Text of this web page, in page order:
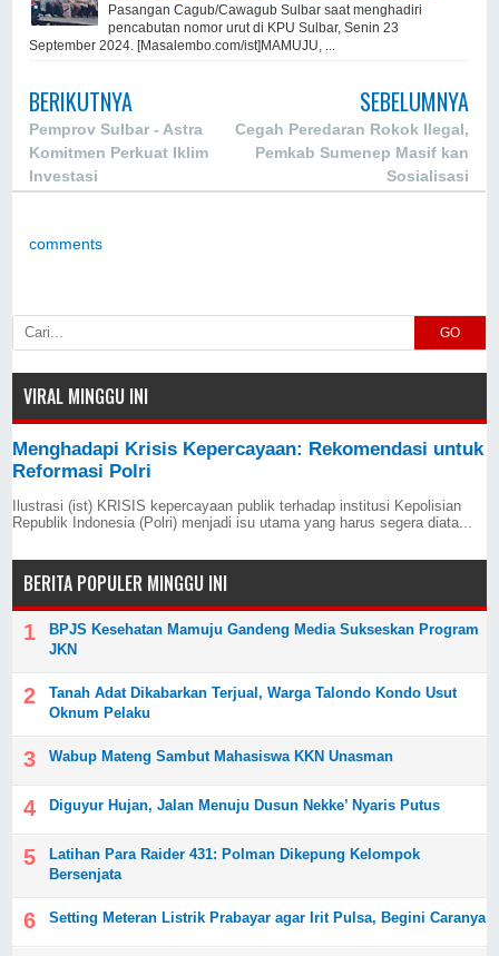
Pasangan Cagub/Cawagub Sulbar saat menghadiri
pencabutan nomor urut di KPU Sulbar, Senin 23
September 2024. [Masalembo.com/ist]MAMUJU, ...
BERIKUTNYA
Pemprov Sulbar - Astra
Komitmen Perkuat Iklim
Investasi
SEBELUMNYA
Cegah Peredaran Rokok Ilegal,
Pemkab Sumenep Masif kan
Sosialisasi
comments
GO
VIRAL MINGGU INI
Menghadapi Krisis Kepercayaan: Rekomendasi untuk
Reformasi Polri
Ilustrasi (ist) KRISIS kepercayaan publik terhadap institusi Kepolisian
Republik Indonesia (Polri) menjadi isu utama yang harus segera diata...
BERITA POPULER MINGGU INI
BPJS Kesehatan Mamuju Gandeng Media Sukseskan Program
JKN
Tanah Adat Dikabarkan Terjual, Warga Talondo Kondo Usut
Oknum Pelaku
Wabup Mateng Sambut Mahasiswa KKN Unasman
Diguyur Hujan, Jalan Menuju Dusun Nekke’ Nyaris Putus
Latihan Para Raider 431: Polman Dikepung Kelompok
Bersenjata
Setting Meteran Listrik Prabayar agar Irit Pulsa, Begini Caranya